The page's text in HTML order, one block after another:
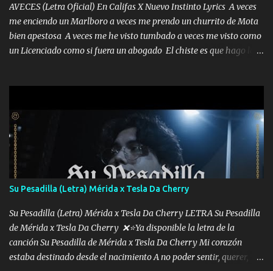
AVECES (Letra Oficial) En Califas X Nuevo Instinto Lyrics A veces
me enciendo un Marlboro a veces me prendo un churrito de Mota
bien apestosa A veces me he visto tumbado a veces me visto como
un Licenciado como si fuera un abogado El chiste es que hago lo
corriente no quieren verte subir de level trucha mis plebes Música
A veces me pongo un sombrero a veces me ven la cachucha de lado
con la mirada siempre en alto A veces me fajó una super o a veces
me fajó una Glock siempre armado todas las generaciones yo
traigo El chiste es que hago lo que quiero pues así soy me mandó
yo tengo el control a todos yo les paro el dedo soy hocicon un
malcriado un malandrón Que Les importa no saben nada falsas
las risas las que me miran hay gente corriente no quieren ve...
Su Pesadilla (Letra) Mérida x Tesla Da Cherry
Su Pesadilla (Letra) Mérida x Tesla Da Cherry LETRA Su Pesadilla
de Mérida x Tesla Da Cherry ❌⭐Ya disponible la letra de la
canción Su Pesadilla de Mérida x Tesla Da Cherry Mi corazón
estaba destinado desde el nacimiento A no poder sentir, querer,